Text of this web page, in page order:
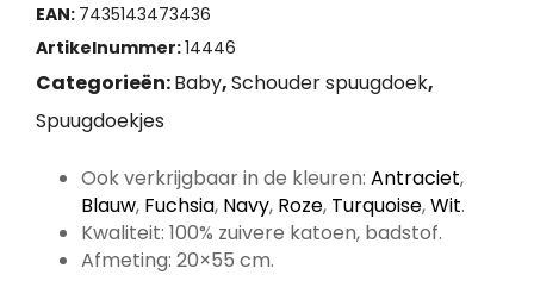
EAN: 7435143473436
Artikelnummer:14446
Categorieën:Baby,Schouder spuugdoek,
Spuugdoekjes
Ook verkrijgbaar in de kleuren: Antraciet,
Blauw, Fuchsia, Navy, Roze, Turquoise,Wit.
Kwaliteit: 100% zuivere katoen, badstof.
Afmeting: 20×55 cm.